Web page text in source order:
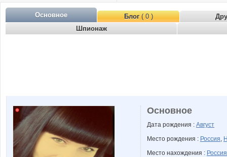
Основное Блог( 0 )
Шпионаж
Основное
Дата рождения : Август
Место рождения : Россия,
Место нахождения : Россия